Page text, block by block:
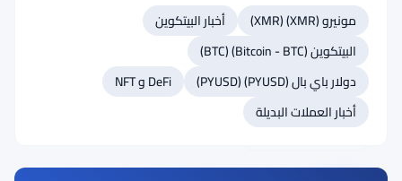
أعلى
#54 مورفو (Morpho)
#53 باي (Pi)
#56 بامب.fun (PUMP)
مونيرو (XMR) (XMR)
أخبار البيتكوين
البيتكوين (Bitcoin - BTC) (BTC)
دولار باي بال (PYUSD) (PYUSD)
DeFi و NFT
أخبار العملات البديلة